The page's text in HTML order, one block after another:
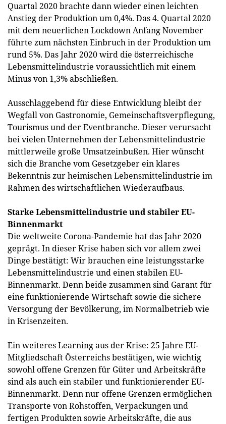
Quartal 2020 brachte dann wieder einen leichten
Anstieg der Produktion um 0,4%. Das 4. Quartal 2020
mit dem neuerlichen Lockdown Anfang November
führte zum nächsten Einbruch in der Produktion um
rund 5%. Das Jahr 2020 wird die österreichische
Lebensmittelindustrie voraussichtlich mit einem
Minus von 1,3% abschließen.
Ausschlaggebend für diese Entwicklung bleibt der
Wegfall von Gastronomie, Gemeinschaftsverpflegung,
Tourismus und der Eventbranche. Dieser verursacht
bei vielen Unternehmen der Lebensmittelindustrie
mittlerweile große Umsatzeinbußen. Hier wünscht
sich die Branche vom Gesetzgeber ein klares
Bekenntnis zur heimischen Lebensmittelindustrie im
Rahmen des wirtschaftlichen Wiederaufbaus.
Starke Lebensmittelindustrie und stabiler EU-
Binnenmarkt
Die weltweite Corona-Pandemie hat das Jahr 2020
geprägt. In dieser Krise haben sich vor allem zwei
Dinge bestätigt: Wir brauchen eine leistungsstarke
Lebensmittelindustrie und einen stabilen EU-
Binnenmarkt. Denn beide zusammen sind Garant für
eine funktionierende Wirtschaft sowie die sichere
Versorgung der Bevölkerung, im Normalbetrieb wie
in Krisenzeiten.
Ein weiteres Learning aus der Krise: 25 Jahre EU-
Mitgliedschaft Österreichs bestätigen, wie wichtig
sowohl offene Grenzen für Güter und Arbeitskräfte
sind als auch ein stabiler und funktionierender EU-
Binnenmarkt. Denn nur offene Grenzen ermöglichen
Transporte von Rohstoffen, Verpackungen und
fertigen Produkten sowie Arbeitskräfte, die aus